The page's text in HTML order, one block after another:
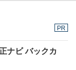
PR
ナビ バックカ